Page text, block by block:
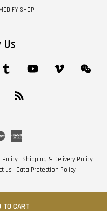
TO CART
SHOP
Us
Tumblr YouTube Vimeo
Master
Policy| Shipping & Delivery Policy|
us | Data Protection Policy